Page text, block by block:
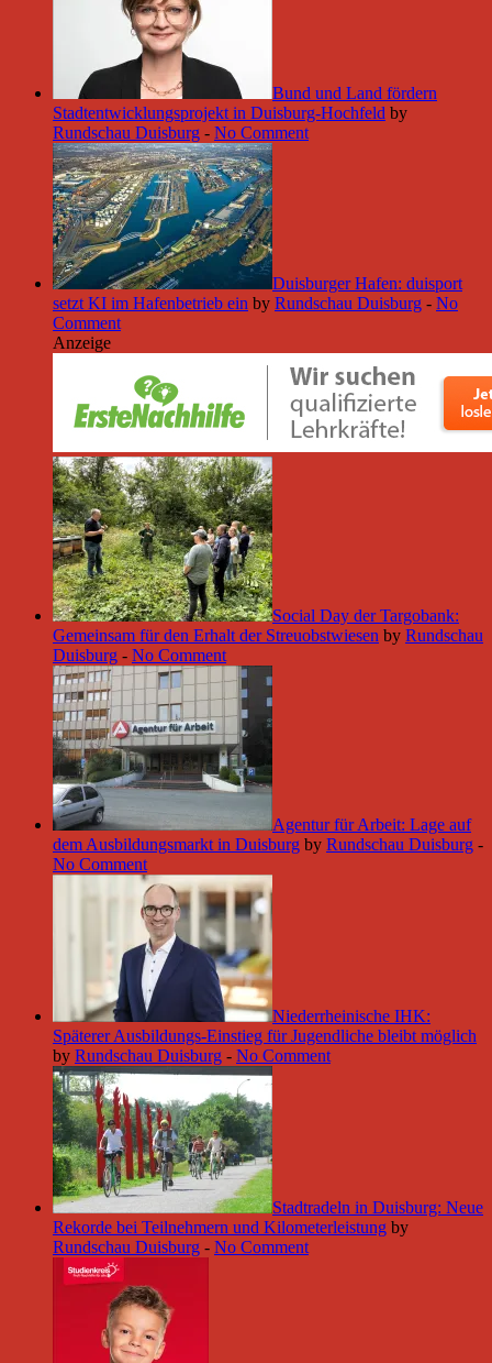
Bund und Land fördern
Stadtentwicklungsprojekt in Duisburg-Hochfeld by
Rundschau Duisburg - No Comment
Duisburger Hafen: duisport
setzt KI im Hafenbetrieb ein by Rundschau Duisburg - No
Comment
Anzeige
Social Day der Targobank:
Gemeinsam für den Erhalt der Streuobstwiesen by Rundschau
Duisburg - No Comment
Agentur für Arbeit: Lage auf
dem Ausbildungsmarkt in Duisburg by Rundschau Duisburg -
No Comment
Niederrheinische IHK:
Späterer Ausbildungs-Einstieg für Jugendliche bleibt möglich
by Rundschau Duisburg - No Comment
Stadtradeln in Duisburg: Neue
Rekorde bei Teilnehmern und Kilometerleistung by
Rundschau Duisburg - No Comment